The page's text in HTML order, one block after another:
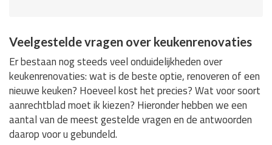
Veelgestelde vragen over keukenrenovaties
Er bestaan nog steeds veel onduidelijkheden over
keukenrenovaties: wat is de beste optie, renoveren of een
nieuwe keuken? Hoeveel kost het precies? Wat voor soort
aanrechtblad moet ik kiezen? Hieronder hebben we een
aantal van de meest gestelde vragen en de antwoorden
daarop voor u gebundeld.